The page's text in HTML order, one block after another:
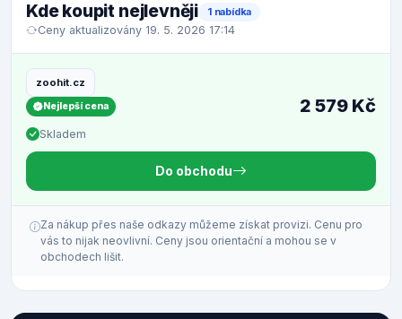
Kde koupit nejlevněji 1 nabídka
Ceny aktualizovány 19. 5. 2026 17:14
zoohit.cz
Nejlepší cena
Skladem
2 579 Kč
Do obchodu
Za nákup přes naše odkazy můžeme získat provizi. Cenu pro
vás to nijak neovlivní. Ceny jsou orientační a mohou se v
obchodech lišit.